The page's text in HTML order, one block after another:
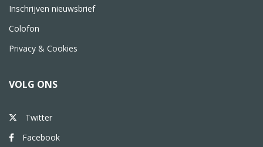
Inschrijven nieuwsbrief
Colofon
Privacy & Cookies
VOLG ONS
Twitter
Facebook